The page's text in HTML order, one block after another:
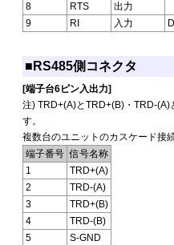
8
RTS
出力
9
RI 入力
■RS485側コネクタ
[端子台6ピン入出力]
注) TRD+(A)とTRD+(B)・TRD-(A)
す。
複数台のユニットのカスケード接
端子番号 信号名称
1
TRD+(A)
2
TRD-(A)
3
TRD+(B)
4
TRD-(B)
5
S-GND